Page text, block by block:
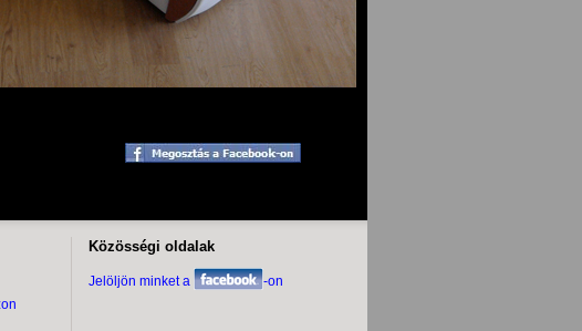
Közösségi oldalak
Jelöljön minket a -on